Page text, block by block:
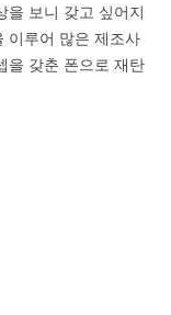
을 보니 갖고 싶어지
이루어 많은 제조사
을 갖춘 폰으로 재탄